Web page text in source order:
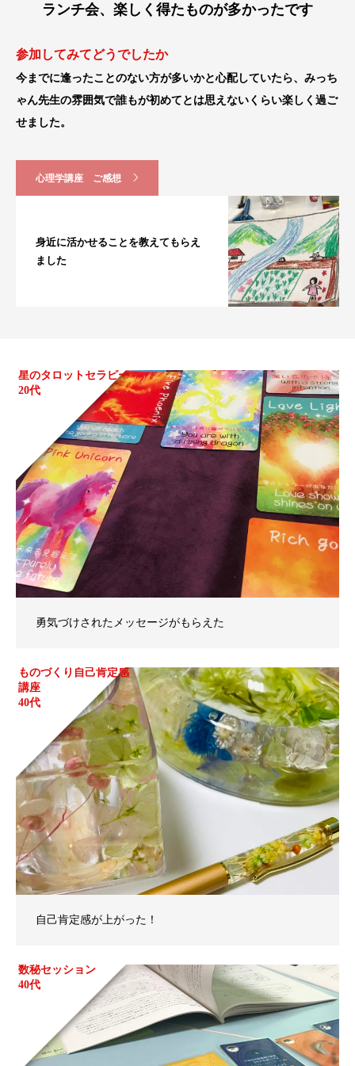
ランチ会、楽しく得たものが多かったです
参加してみてどうでしたか
今までに逢ったことのない方が多いかと心配していたら、みっち
ゃん先生の雰囲気で誰もが初めてとは思えないくらい楽しく過ご
せました。
心理学講座 ご感想
身近に活かせることを教えてもらえ
ました
星のタロットセラピー
20代
勇気づけされたメッセージがもらえた
ものづくり自己肯定感
講座
40代
自己肯定感が上がった！
数秘セッション
40代